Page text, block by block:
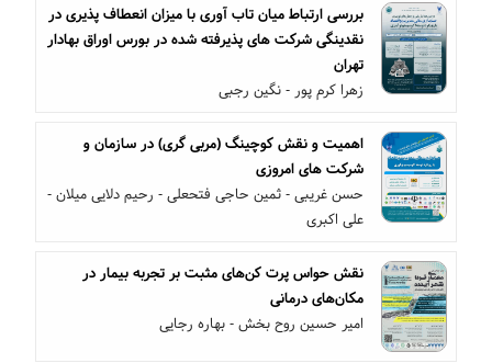
بررسی ارتباط میان تاب آوری با میزان انعطاف پذیری در
نقدینگی شرکت های پذیرفته شده در بورس اوراق بهادار
تهران
زهرا کرم پور - نگین رجبی
اهمیت و نقش کوچینگ (مربی گری) در سازمان و
شرکت های امروزی
حسن غریبی - ثمین حاجی فتحعلی - رحیم دلایی میلان -
علی اکبری
نقش حواس پرت کن‌های مثبت بر تجربه بیمار در
مکان‌های درمانی
امیر حسین روح بخش - بهاره رجایی